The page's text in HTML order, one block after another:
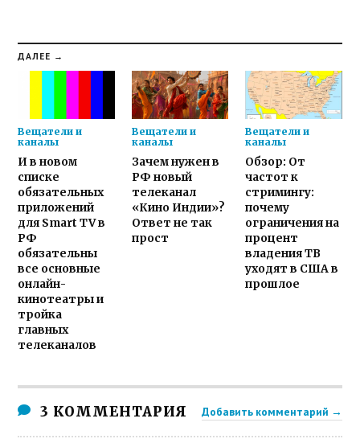
ДАЛЕЕ →
Вещатели и
каналы
И в новом
списке
обязательных
приложений
для Smart TV в
РФ
обязательны
все основные
онлайн-
кинотеатры и
тройка
главных
телеканалов
Вещатели и
каналы
Зачем нужен в
РФ новый
телеканал
«Кино Индии»?
Ответ не так
прост
Вещатели и
каналы
Обзор: От
частот к
стримингу:
почему
ограничения на
процент
владения ТВ
уходят в США в
прошлое
3 КОММЕНТАРИЯ Добавить комментарий →